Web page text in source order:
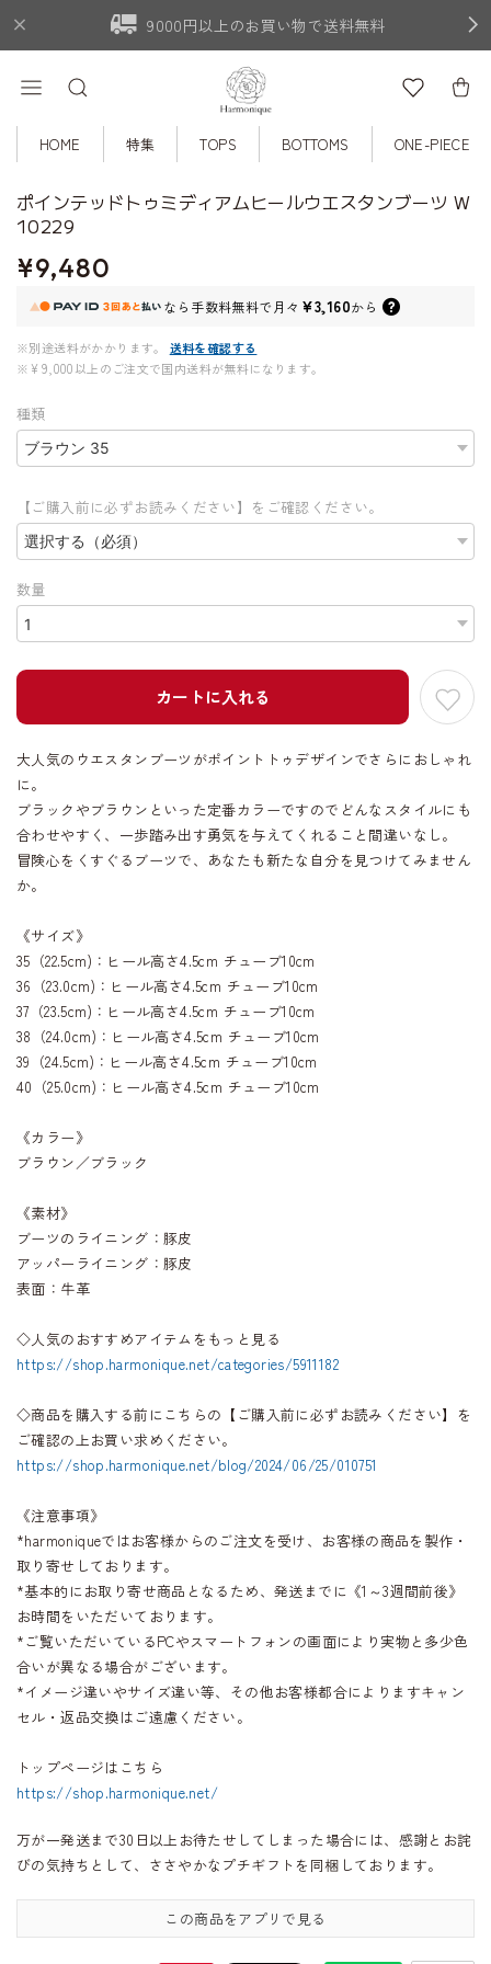
9000円以上のお買い物で送料無料
HOME 特集 TOPS BOTTOMS ONE-PIECE
ポインテッドトゥミディアムヒールウエスタンブーツ W
10229
¥9,480
なら 手数料無料で月々 ¥3,160から
※別途送料がかかります。
送料を確認する
※¥9,000以上のご注文で国内送料が無料になります。
種類
【ご購入前に必ずお読みください】をご確認ください。
数量
カートに入れる
大人気のウエスタンブーツがポイントトゥデザインでさらにおしゃれ
に。
ブラックやブラウンといった定番カラーですのでどんなスタイルにも
合わせやすく、一歩踏み出す勇気を与えてくれること間違いなし。
冒険心をくすぐるブーツで、あなたも新たな自分を見つけてみません
か。
《サイズ》
35（22.5cm)：ヒール高さ4.5cm チューブ10cm
36（23.0cm)：ヒール高さ4.5cm チューブ10cm
37（23.5cm)：ヒール高さ4.5cm チューブ10cm
38（24.0cm)：ヒール高さ4.5cm チューブ10cm
39（24.5cm)：ヒール高さ4.5cm チューブ10cm
40（25.0cm)：ヒール高さ4.5cm チューブ10cm
《カラー》
ブラウン／ブラック
《素材》
ブーツのライニング：豚皮
アッパーライニング：豚皮
表面：牛革
◇人気のおすすめアイテムをもっと見る
https://shop.harmonique.net/categories/5911182
◇商品を購入する前にこちらの【ご購入前に必ずお読みください】を
ご確認の上お買い求めください。
https://shop.harmonique.net/blog/2024/06/25/010751
《注意事項》
*harmoniqueではお客様からのご注文を受け、お客様の商品を製作・
取り寄せしております。
*基本的にお取り寄せ商品となるため、発送までに《1～3週間前後》
お時間をいただいております。
*ご覧いただいているPCやスマートフォンの画面により実物と多少色
合いが異なる場合がございます。
*イメージ違いやサイズ違い等、その他お客様都合によりますキャン
セル・返品交換はご遠慮ください。
トップページはこちら
https://shop.harmonique.net/
万が一発送まで30日以上お待たせしてしまった場合には、感謝とお詫
びの気持ちとして、ささやかなプチギフトを同梱しております。
この商品をアプリで見る